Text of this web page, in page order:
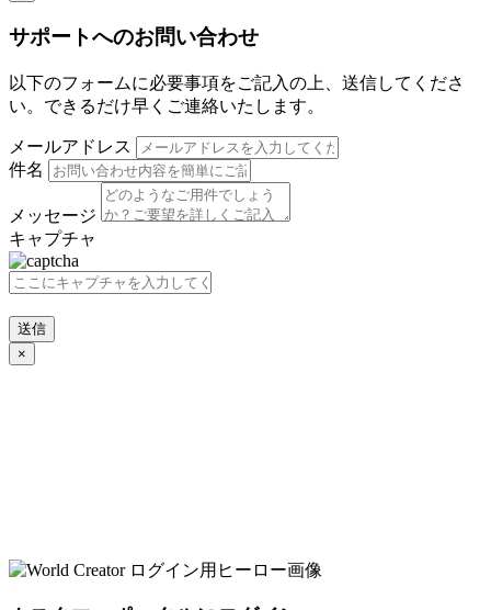
サポートへのお問い合わせ
以下のフォームに必要事項をご記入の上、送信してくださ
い。できるだけ早くご連絡いたします。
メールアドレス
件名
メッセージ
キャプチャ
送信
×